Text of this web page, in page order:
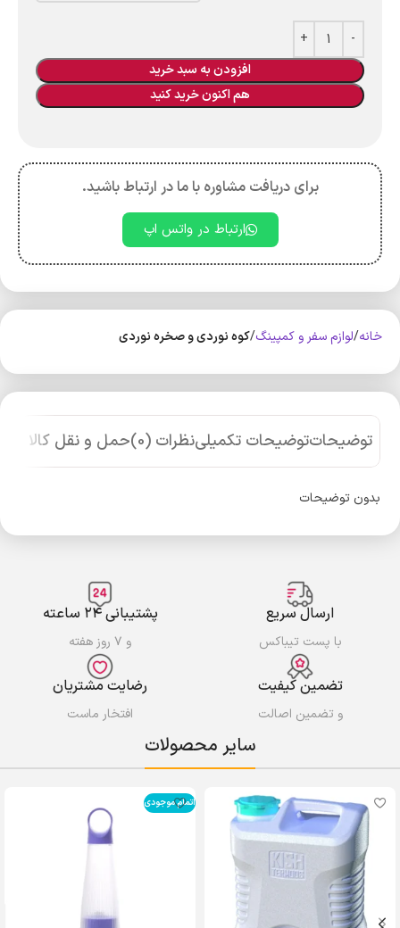
افزودن به سبد خرید
هم اکنون خرید کنید
برای دریافت مشاوره با ما در ارتباط باشید.
ارتباط در واتس اپ
خانه لوازم سفر و کمپینگ کوه‌ نوردی و صخره نوردی
توضیحاتتوضیحات تکمیلینظرات (0) حمل و نقل کالا
بدون توضیحات
ارسال سریع
با پست تیباکس
پشتیبانی ۲۴ ساعته
و ۷ روز هفته
تضمین کیفیت
و تضمین اصالت
رضایت مشتریان
افتخار ماست
سایر محصولات
اتمام موجودی